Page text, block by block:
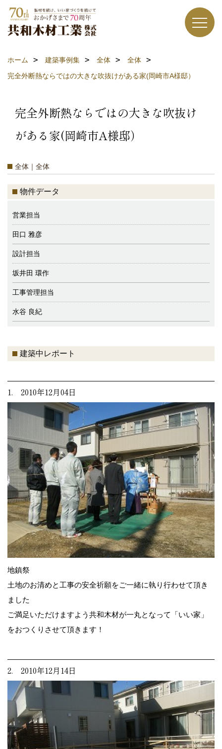
ホーム 建築事例集 全体
全体
完全外断熱ならではの大きな吹抜けがある家(岡崎市A様邸）
完全外断熱ならではの大きな吹抜け
がある家(岡崎市A様邸）
全体｜全体
物件データ
営業担当
田口 雅彦
設計担当
坂井田 環作
工事管理担当
水谷 良紀
建築中レポート
1. 2010年12月04日
地鎮祭
土地のお清めと工事の安全祈願をご一緒に執り行わせて頂き
ました
ご満足いただけますよう共和木材が一丸となって「いい家」
をおつくりさせて頂きます！
2. 2010年12月14日